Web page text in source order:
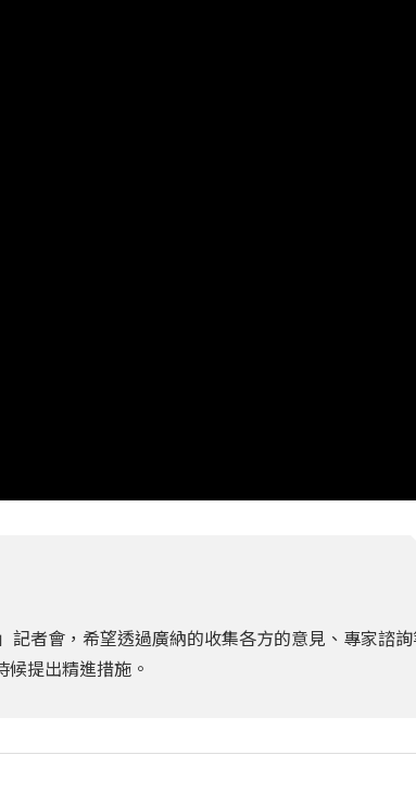
者會，希望透過廣納的收集各方的意見、專家諮
提出精進措施。